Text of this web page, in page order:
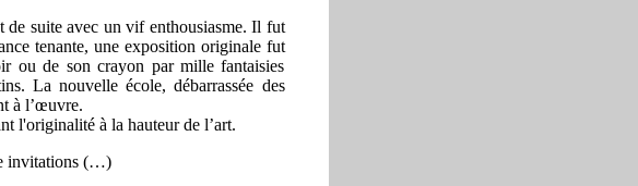
de suite avec un vif enthousiasme. Il fut
tenante, une exposition originale fut
ou de son crayon par mille fantaisies
La nouvelle école, débarrassée des
à l’œuvre.
l'originalité à la hauteur de l’art.
invitations (…)